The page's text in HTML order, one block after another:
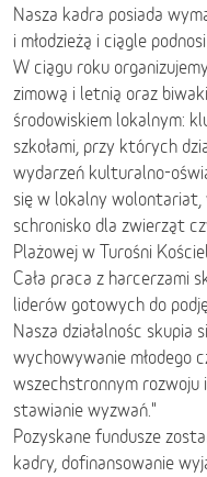
Nasza kadra posiada
i młodzieżą i ciągle
W ciągu roku
zimową i letnią oraz
środowiskiem lokalnym:
szkołami, przy których
wydarzeń kulturalno-
się w lokalny wolontariat,
schronisko dla zwierząt
Plażowej w Turośni
Cała praca z harcerzami
liderów gotowych do
Nasza działalnośc skupia
wychowywanie młodego
wszechstronnym rozwoju
stawianie wyzwań."
Pozyskane fundusze
kadry, dofinansowanie